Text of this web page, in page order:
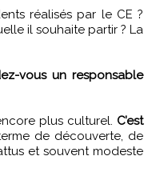
réalisés par le CE ?
il souhaite partir ? La
vous un responsable
plus culturel. C’est
de découverte, de
et souvent modeste